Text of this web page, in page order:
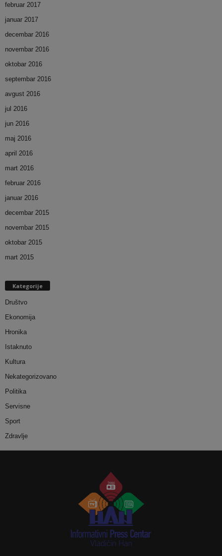
februar 2017
januar 2017
decembar 2016
novembar 2016
oktobar 2016
septembar 2016
avgust 2016
jul 2016
jun 2016
maj 2016
april 2016
mart 2016
februar 2016
januar 2016
decembar 2015
novembar 2015
oktobar 2015
mart 2015
Kategorije
Društvo
Ekonomija
Hronika
Istaknuto
Kultura
Nekategorizovano
Politika
Servisne
Sport
Zdravlje